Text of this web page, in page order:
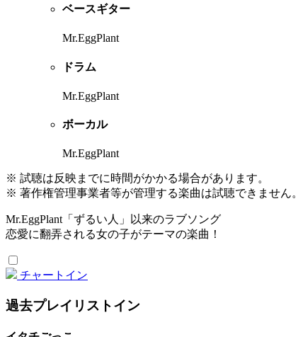
ベースギター
Mr.EggPlant
ドラム
Mr.EggPlant
ボーカル
Mr.EggPlant
※ 試聴は反映までに時間がかかる場合があります。
※ 著作権管理事業者等が管理する楽曲は試聴できません。
Mr.EggPlant「ずるい人」以来のラブソング
恋愛に翻弄される女の子がテーマの楽曲！
チャートイン
過去プレイリストイン